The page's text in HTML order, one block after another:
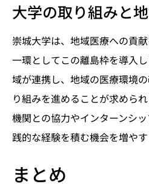
大学の取り組みと
崇城大学は、地域医療への貢
一環としてこの離島枠を導入
域が連携し、地域の医療環境
り組みを進めることが求めら
機関との協力やインターンシ
践的な経験を積む機会を増やす
まとめ